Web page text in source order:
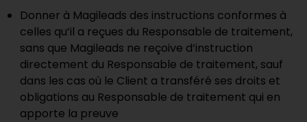
Donner à Magileads des instructions conformes à
celles qu’il a reçues du Responsable de traitement,
sans que Magileads ne reçoive d’instruction
directement du Responsable de traitement, sauf
dans les cas où le Client a transféré ses droits et
obligations au Responsable de traitement qui en
apporte la preuve